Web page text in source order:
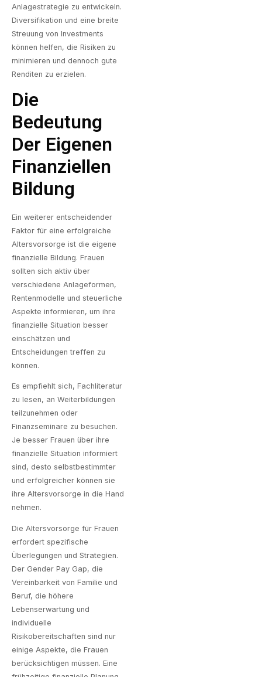
Anlagestrategie zu entwickeln.
Diversifikation und eine breite
Streuung von Investments
können helfen, die Risiken zu
minimieren und dennoch gute
Renditen zu erzielen.
Die
Bedeutung
Der Eigenen
Finanziellen
Bildung
Ein weiterer entscheidender
Faktor für eine erfolgreiche
Altersvorsorge ist die eigene
finanzielle Bildung. Frauen
sollten sich aktiv über
verschiedene Anlageformen,
Rentenmodelle und steuerliche
Aspekte informieren, um ihre
finanzielle Situation besser
einschätzen und
Entscheidungen treffen zu
können.
Es empfiehlt sich, Fachliteratur
zu lesen, an Weiterbildungen
teilzunehmen oder
Finanzseminare zu besuchen.
Je besser Frauen über ihre
finanzielle Situation informiert
sind, desto selbstbestimmter
und erfolgreicher können sie
ihre Altersvorsorge in die Hand
nehmen.
Die Altersvorsorge für Frauen
erfordert spezifische
Überlegungen und Strategien.
Der Gender Pay Gap, die
Vereinbarkeit von Familie und
Beruf, die höhere
Lebenserwartung und
individuelle
Risikobereitschaften sind nur
einige Aspekte, die Frauen
berücksichtigen müssen. Eine